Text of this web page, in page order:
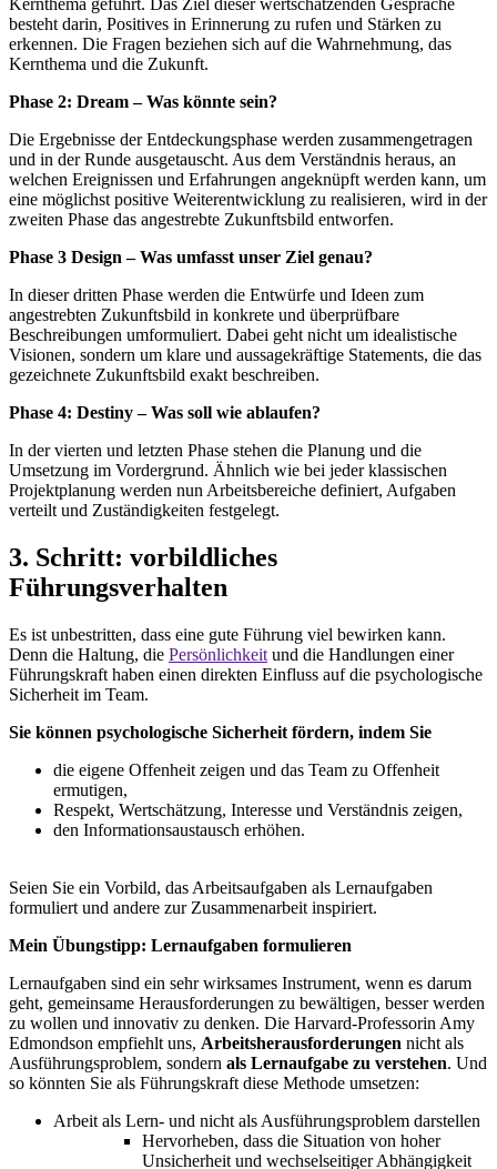
Kernthema geführt. Das Ziel dieser wertschätzenden Gespräche
besteht darin, Positives in Erinnerung zu rufen und Stärken zu
erkennen. Die Fragen beziehen sich auf die Wahrnehmung, das
Kernthema und die Zukunft.
Phase 2: Dream – Was könnte sein?
Die Ergebnisse der Entdeckungsphase werden zusammengetragen
und in der Runde ausgetauscht. Aus dem Verständnis heraus, an
welchen Ereignissen und Erfahrungen angeknüpft werden kann, um
eine möglichst positive Weiterentwicklung zu realisieren, wird in der
zweiten Phase das angestrebte Zukunftsbild entworfen.
Phase 3 Design – Was umfasst unser Ziel genau?
In dieser dritten Phase werden die Entwürfe und Ideen zum
angestrebten Zukunftsbild in konkrete und überprüfbare
Beschreibungen umformuliert. Dabei geht nicht um idealistische
Visionen, sondern um klare und aussagekräftige Statements, die das
gezeichnete Zukunftsbild exakt beschreiben.
Phase 4: Destiny – Was soll wie ablaufen?
In der vierten und letzten Phase stehen die Planung und die
Umsetzung im Vordergrund. Ähnlich wie bei jeder klassischen
Projektplanung werden nun Arbeitsbereiche definiert, Aufgaben
verteilt und Zuständigkeiten festgelegt.
3. Schritt: vorbildliches
Führungsverhalten
Es ist unbestritten, dass eine gute Führung viel bewirken kann.
Denn die Haltung, die Persönlichkeit und die Handlungen einer
Führungskraft haben einen direkten Einfluss auf die psychologische
Sicherheit im Team.
Sie können psychologische Sicherheit fördern, indem Sie
die eigene Offenheit zeigen und das Team zu Offenheit
ermutigen,
Respekt, Wertschätzung, Interesse und Verständnis zeigen,
den Informationsaustausch erhöhen.
Seien Sie ein Vorbild, das Arbeitsaufgaben als Lernaufgaben
formuliert und andere zur Zusammenarbeit inspiriert.
Mein Übungstipp: Lernaufgaben formulieren
Lernaufgaben sind ein sehr wirksames Instrument, wenn es darum
geht, gemeinsame Herausforderungen zu bewältigen, besser werden
zu wollen und innovativ zu denken. Die Harvard-Professorin Amy
Edmondson empfiehlt uns, Arbeitsherausforderungen nicht als
Ausführungsproblem, sondern als Lernaufgabe zu verstehen. Und
so könnten Sie als Führungskraft diese Methode umsetzen:
Arbeit als Lern- und nicht als Ausführungsproblem darstellen
Hervorheben, dass die Situation von hoher
Unsicherheit und wechselseitiger Abhängigkeit